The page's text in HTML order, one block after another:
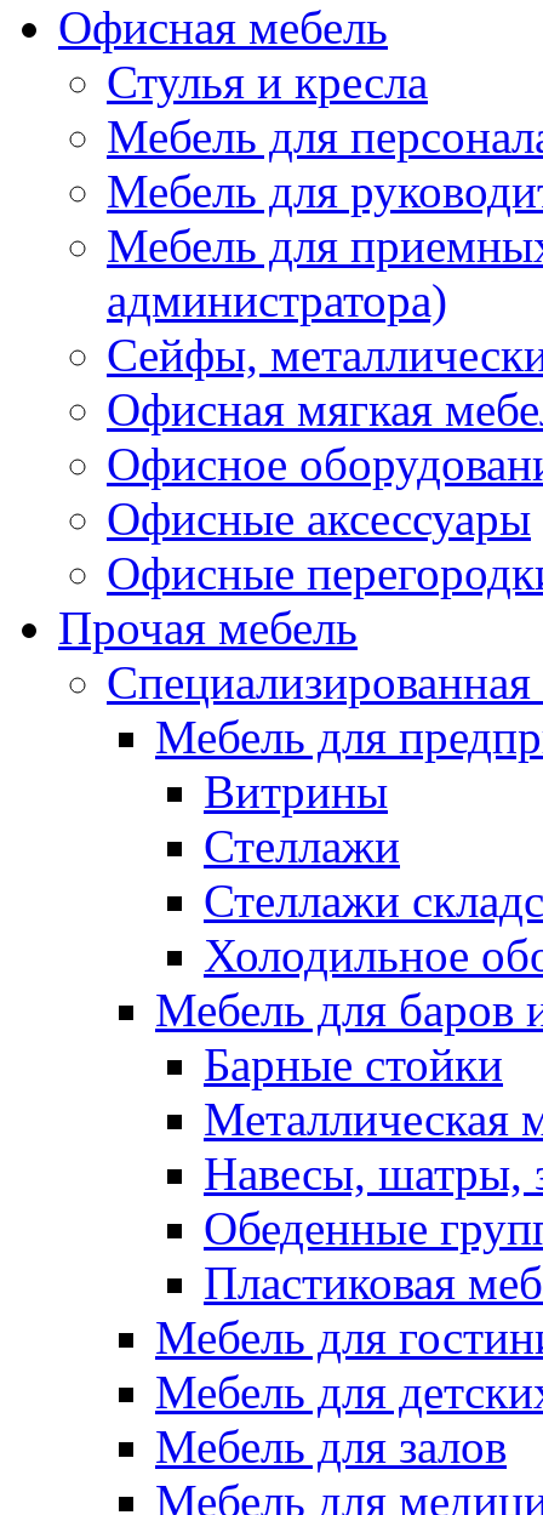
Офисная мебель
Стулья и кресла
Мебель для
Мебель для
Мебель для
администратора)
Сейфы,
Офисная мягкая
Офисное
Офисные аксессуары
Офисные
Прочая мебель
Специализированная
Мебель для
Витрины
Стеллажи
Стеллажи
Холодильное
Мебель для баров
Барные стойки
Металлическая
Навесы, шатры,
Обеденные
Пластиковая
Мебель для
Мебель для
Мебель для залов
Мебель для